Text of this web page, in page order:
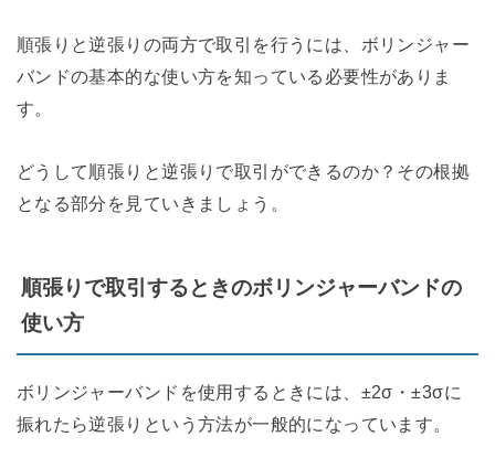
順張りと逆張りの両方で取引を行うには、ボリンジャー
バンドの基本的な使い方を知っている必要性がありま
す。
どうして順張りと逆張りで取引ができるのか？その根拠
となる部分を見ていきましょう。
順張りで取引するときのボリンジャーバンドの
使い方
ボリンジャーバンドを使用するときには、±2σ・±3σに
振れたら逆張りという方法が一般的になっています。